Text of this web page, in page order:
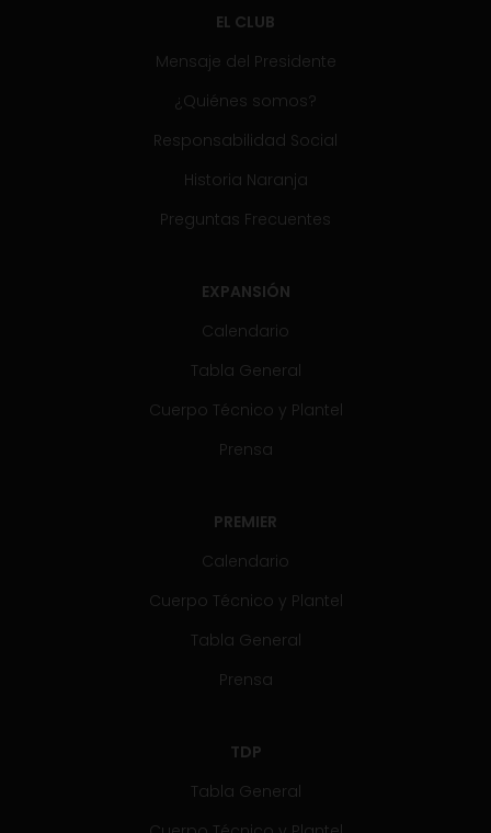
EL CLUB
Mensaje del Presidente
¿Quiénes somos?
Responsabilidad Social
Historia Naranja
Preguntas Frecuentes
EXPANSIÓN
Calendario
Tabla General
Cuerpo Técnico y Plantel
Prensa
PREMIER
Calendario
Cuerpo Técnico y Plantel
Tabla General
Prensa
TDP
Tabla General